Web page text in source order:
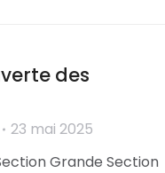
des
23 mai 2025
Grande Section